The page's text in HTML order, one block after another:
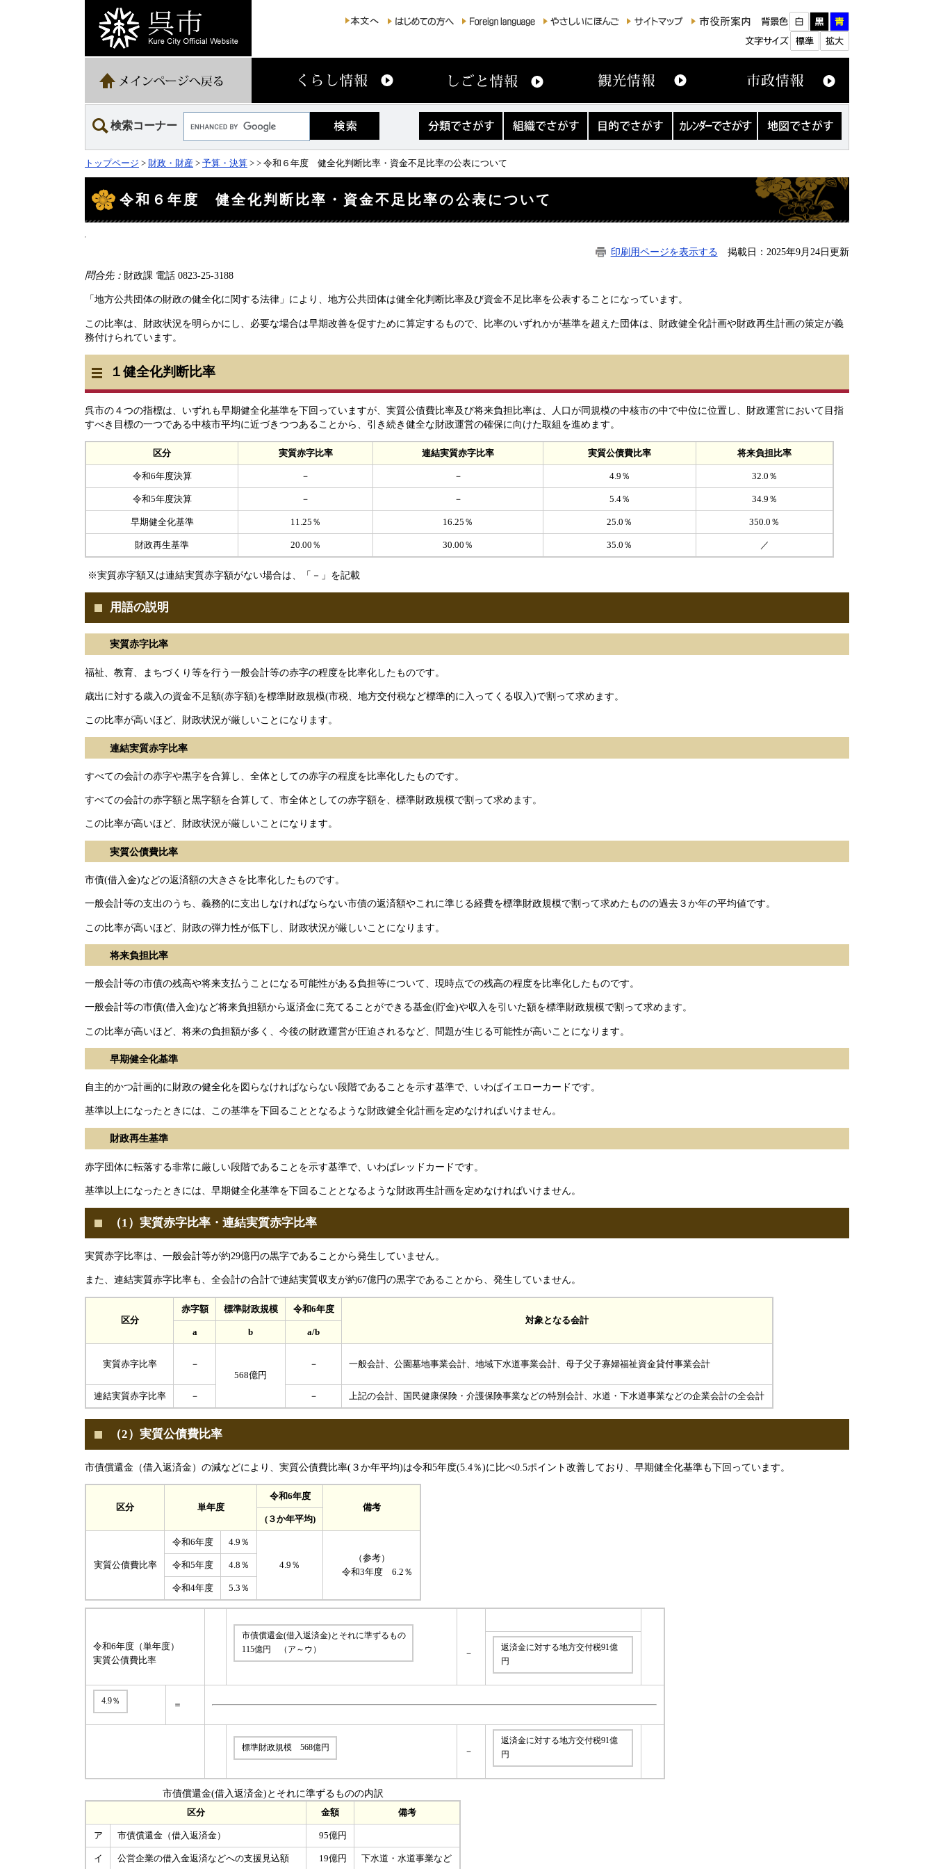
検索コーナー
カ
ス
タ
ム
索
さ
が
織
さ
が
レ
す
図
す
トップページ > 財政・財産 > 予算・決算 > > 令和６年度 健全化判断比率・資金不足比率の公表について
文
令和６年度 健全化判断比率・資金不足比率の公表について
印刷用ページを表示する 掲載日：2025年9月24日更新
問合先： 財政課 電話 0823-25-3188
「地方公共団体の財政の健全化に関する法律」により、地方公共団体は健全化判断比率及び資金不足比率を公表することになっています。
この比率は、財政状況を明らかにし、必要な場合は早期改善を促すために算定するもので、比率のいずれかが基準を超えた団体は、財政健全化計画や財政再生計画の策定が義
務付けられています。
１健全化判断比率
呉市の４つの指標は、いずれも早期健全化基準を下回っていますが、実質公債費比率及び将来負担比率は、人口が同規模の中核市の中で中位に位置し、財政運営において目指
すべき目標の一つである中核市平均に近づきつつあることから、引き続き健全な財政運営の確保に向けた取組を進めます。
区分 実質赤字比率 連結実質赤字比率 実質公債費比率 将来負担比率
令和6年度決算 － － 4.9％ 32.0％
令和5年度決算 － － 5.4％ 34.9％
早期健全化基準 11.25％ 16.25％ 25.0％ 350.0％
財政再生基準 20.00％ 30.00％ 35.0％ ／
※実質赤字額又は連結実質赤字額がない場合は、「－」を記載
用語の説明
実質赤字比率
福祉、教育、まちづくり等を行う一般会計等の赤字の程度を比率化したものです。
歳出に対する歳入の資金不足額(赤字額)を標準財政規模(市税、地方交付税など標準的に入ってくる収入)で割って求めます。
この比率が高いほど、財政状況が厳しいことになります。
連結実質赤字比率
すべての会計の赤字や黒字を合算し、全体としての赤字の程度を比率化したものです。
すべての会計の赤字額と黒字額を合算して、市全体としての赤字額を、標準財政規模で割って求めます。
この比率が高いほど、財政状況が厳しいことになります。
実質公債費比率
市債(借入金)などの返済額の大きさを比率化したものです。
一般会計等の支出のうち、義務的に支出しなければならない市債の返済額やこれに準じる経費を標準財政規模で割って求めたものの過去３か年の平均値です。
この比率が高いほど、財政の弾力性が低下し、財政状況が厳しいことになります。
将来負担比率
一般会計等の市債の残高や将来支払うことになる可能性がある負担等について、現時点での残高の程度を比率化したものです。
一般会計等の市債(借入金)など将来負担額から返済金に充てることができる基金(貯金)や収入を引いた額を標準財政規模で割って求めます。
この比率が高いほど、将来の負担額が多く、今後の財政運営が圧迫されるなど、問題が生じる可能性が高いことになります。
早期健全化基準
自主的かつ計画的に財政の健全化を図らなければならない段階であることを示す基準で、いわばイエローカードです。
基準以上になったときには、この基準を下回ることとなるような財政健全化計画を定めなければいけません。
財政再生基準
赤字団体に転落する非常に厳しい段階であることを示す基準で、いわばレッドカードです。
基準以上になったときには、早期健全化基準を下回ることとなるような財政再生計画を定めなければいけません。
（1）実質赤字比率・連結実質赤字比率
実質赤字比率は、一般会計等が約29億円の黒字であることから発生していません。
また、連結実質赤字比率も、全会計の合計で連結実質収支が約67億円の黒字であることから、発生していません。
区分
赤字額 標準財政規模
令和6年度
対象となる会計
a
b a/b
実質赤字比率
－
568億円
－ 一般会計、公園墓地事業会計、地域下水道事業会計、母子父子寡婦福祉資金貸付事業会計
連結実質赤字比率 － － 上記の会計、国民健康保険・介護保険事業などの特別会計、水道・下水道事業などの企業会計の全会計
（2）実質公債費比率
市債償還金（借入返済金）の減などにより、実質公債費比率(３か年平均)は令和5年度(5.4％)に比べ0.5ポイント改善しており、早期健全化基準も下回っています。
区分 単年度
令和6年度
備考
(３か年平均)
実質公債費比率
令和6年度 4.9％
4.9％
（参考）
令和3年度 6.2％
令和5年度 4.8％
令和4年度 5.3％
令和6年度（単年度）
実質公債費比率
市債償還金(借入返済金)とそれに準ずるもの
115億円 （ア～ウ）
－
返済金に対する地方交付税91億
円
4.9％ ＝
標準財政規模 568億円 －
返済金に対する地方交付税91億
円
市債償還金(借入返済金)とそれに準ずるものの内訳
区分 金額 備考
ア 市債償還金（借入返済金） 95億円
イ 公営企業の借入金返済などへの支援見込額 19億円 下水道・水道事業など